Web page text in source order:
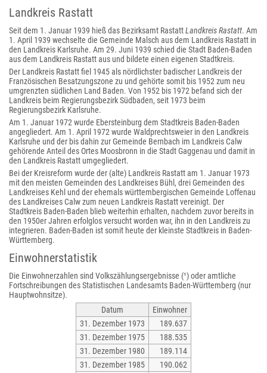
Landkreis Rastatt
Seit dem 1. Januar 1939 hieß das Bezirksamt RastattLandkreis Rastatt. Am
1. April 1939 wechselte die Gemeinde Malsch aus dem Landkreis Rastatt in
den Landkreis Karlsruhe. Am 29. Juni 1939 schied die Stadt Baden-Baden
aus dem Landkreis Rastatt aus und bildete einen eigenen Stadtkreis.
Der Landkreis Rastatt fiel 1945 als nördlichster badischer Landkreis der
Französischen Besatzungszone zu und gehörte somit bis 1952 zum neu
umgrenzten südlichen Land Baden. Von 1952 bis 1972 befand sich der
Landkreis beim Regierungsbezirk Südbaden, seit 1973 beim
Regierungsbezirk Karlsruhe.
Am 1. Januar 1972 wurde Ebersteinburg dem Stadtkreis Baden-Baden
angegliedert. Am 1. April 1972 wurde Waldprechtsweier in den Landkreis
Karlsruhe und der bis dahin zur Gemeinde Bernbach im Landkreis Calw
gehörende Anteil des Ortes Moosbronn in die Stadt Gaggenau und damit in
den Landkreis Rastatt umgegliedert.
Bei der Kreisreform wurde der (alte) Landkreis Rastatt am 1. Januar 1973
mit den meisten Gemeinden des Landkreises Bühl, drei Gemeinden des
Landkreises Kehl und der ehemals württembergischen Gemeinde Loffenau
des Landkreises Calw zum neuen Landkreis Rastatt vereinigt. Der
Stadtkreis Baden-Baden blieb weiterhin erhalten, nachdem zuvor bereits in
den 1950er Jahren erfolglos versucht worden war, ihn in den Landkreis zu
integrieren. Baden-Baden ist somit heute der kleinste Stadtkreis in Baden-
Württemberg.
Einwohnerstatistik
Die Einwohnerzahlen sind Volkszählungsergebnisse (¹) oder amtliche
Fortschreibungen des Statistischen Landesamts Baden-Württemberg (nur
Hauptwohnsitze).
Datum
Einwohner
31. Dezember 1973
189.637
31. Dezember 1975
188.535
31. Dezember 1980
189.114
31. Dezember 1985
190.062